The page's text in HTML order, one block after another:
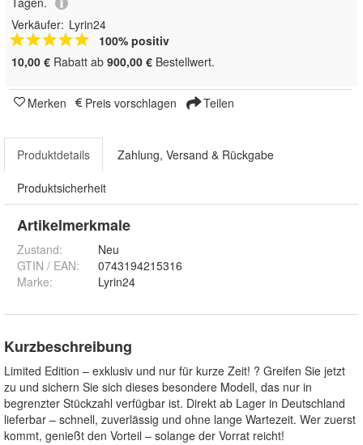
Verkäufer: Lyrin24
100% positiv
10,00 € Rabatt ab 900,00 € Bestellwert.
Merken Preis vorschlagen Teilen
Produktdetails Zahlung, Versand & Rückgabe
Produktsicherheit
Artikelmerkmale
Zustand:
Neu
GTIN / EAN:
0743194215316
Marke:
Lyrin24
Kurzbeschreibung
Limited Edition – exklusiv und nur für kurze Zeit! ? Greifen Sie jetzt
zu und sichern Sie sich dieses besondere Modell, das nur in
begrenzter Stückzahl verfügbar ist. Direkt ab Lager in Deutschland
lieferbar – schnell, zuverlässig und ohne lange Wartezeit. Wer zuerst
kommt, genießt den Vorteil – solange der Vorrat reicht!